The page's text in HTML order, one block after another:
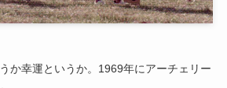
か幸運というか。1969年にアーチェリー